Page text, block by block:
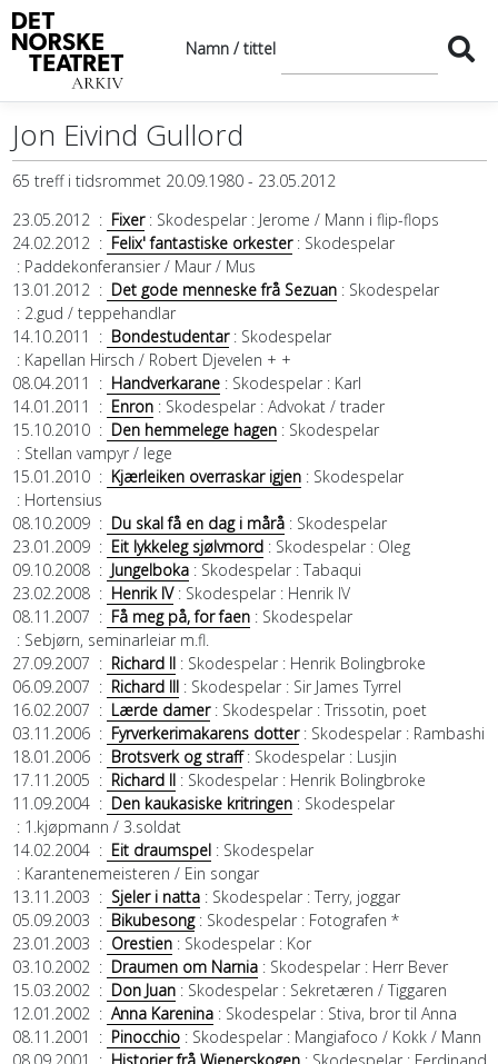
Namn / tittel
Jon Eivind Gullord
65 treff i tidsrommet 20.09.1980 - 23.05.2012
23.05.2012: Fixer: Skodespelar: Jerome / Mann i flip-flops
24.02.2012: Felix' fantastiske orkester: Skodespelar
: Paddekonferansier / Maur / Mus
13.01.2012: Det gode menneske frå Sezuan: Skodespelar
: 2.gud / teppehandlar
14.10.2011
: Bondestudentar: Skodespelar
: Kapellan Hirsch / Robert Djevelen + +
08.04.2011
: Handverkarane: Skodespelar: Karl
14.01.2011
: Enron: Skodespelar: Advokat / trader
15.10.2010: Den hemmelege hagen: Skodespelar
: Stellan vampyr / lege
15.01.2010: Kjærleiken overraskar igjen: Skodespelar
: Hortensius
08.10.2009: Du skal få en dag i mårå: Skodespelar
23.01.2009: Eit lykkeleg sjølvmord: Skodespelar: Oleg
09.10.2008: Jungelboka: Skodespelar: Tabaqui
23.02.2008: Henrik IV: Skodespelar: Henrik IV
08.11.2007 : Få meg på, for faen: Skodespelar
: Sebjørn, seminarleiar m.fl.
27.09.2007 : Richard II: Skodespelar: Henrik Bolingbroke
06.09.2007 : Richard III: Skodespelar: Sir James Tyrrel
16.02.2007 : Lærde damer: Skodespelar: Trissotin, poet
03.11.2006: Fyrverkerimakarens dotter: Skodespelar: Rambashi
18.01.2006: Brotsverk og straff: Skodespelar: Lusjin
17.11.2005 : Richard II: Skodespelar: Henrik Bolingbroke
11.09.2004: Den kaukasiske kritringen: Skodespelar
: 1.kjøpmann / 3.soldat
14.02.2004: Eit draumspel: Skodespelar
: Karantenemeisteren / Ein songar
13.11.2003 : Sjeler i natta: Skodespelar: Terry, joggar
05.09.2003 : Bikubesong: Skodespelar: Fotografen *
23.01.2003 : Orestien: Skodespelar: Kor
03.10.2002: Draumen om Narnia: Skodespelar: Herr Bever
15.03.2002: Don Juan: Skodespelar: Sekretæren / Tiggaren
12.01.2002: Anna Karenina: Skodespelar: Stiva, bror til Anna
08.11.2001
: Pinocchio: Skodespelar: Mangiafoco / Kokk / Mann